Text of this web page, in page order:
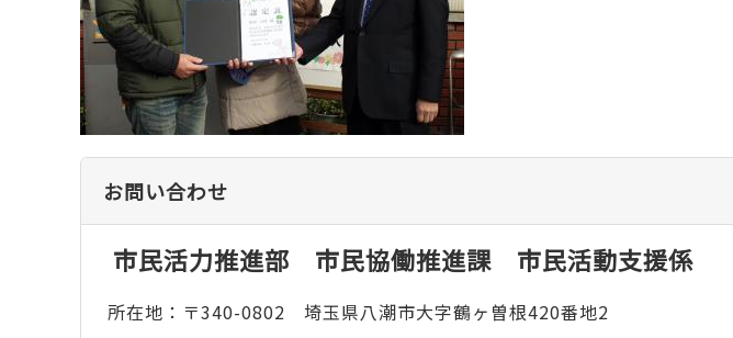
お問い合わせ
市民活力推進部 市民協働推進課 市民活動支援係
所在地：〒340-0802 埼玉県八潮市大字鶴ヶ曽根420番地2